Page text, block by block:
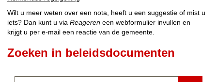
Wilt u meer weten over een nota, heeft u een suggestie of mist u
iets? Dan kunt u via Reageren een webformulier invullen en
krijgt u per e-mail een reactie van de gemeente.
Zoeken in beleidsdocumenten